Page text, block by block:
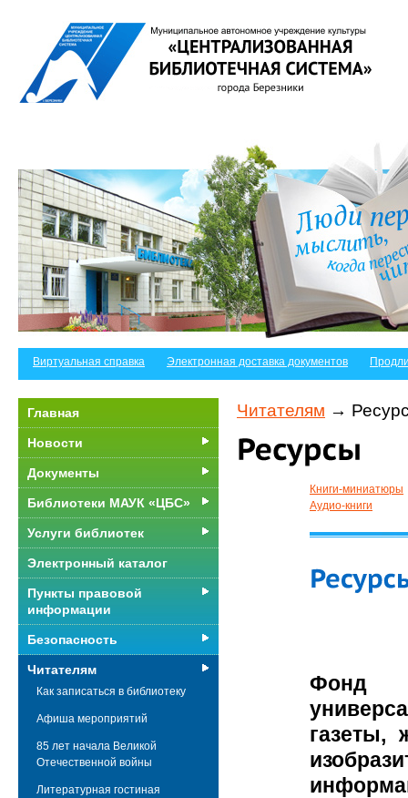
Виртуальная справка Электронная доставка документов
Читателям →
Книги-миниатюры
Аудио-книги
Фонд
газеты,
Главная
Новости
Документы
Библиотеки МАУК «ЦБС»
Услуги библиотек
Электронный каталог
Пункты правовой
информации
Безопасность
Читателям
Как записаться в библиотеку
Афиша мероприятий
85 лет начала Великой
Отечественной войны
Литературная гостиная